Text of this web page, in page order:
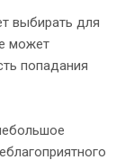
выбирать для
может
попадания